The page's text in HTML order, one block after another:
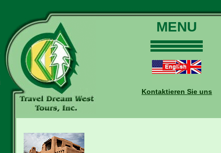
MENU
Touren
Daten und Preise
Buchungen
Kontaktieren Sie uns